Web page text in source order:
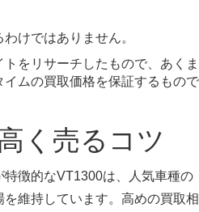
けではありません。
をリサーチしたもので、あくま
ムの買取価格を保証するもので
く売るコツ
特徴的なVT1300は、人気車種の
維持しています。高めの買取相